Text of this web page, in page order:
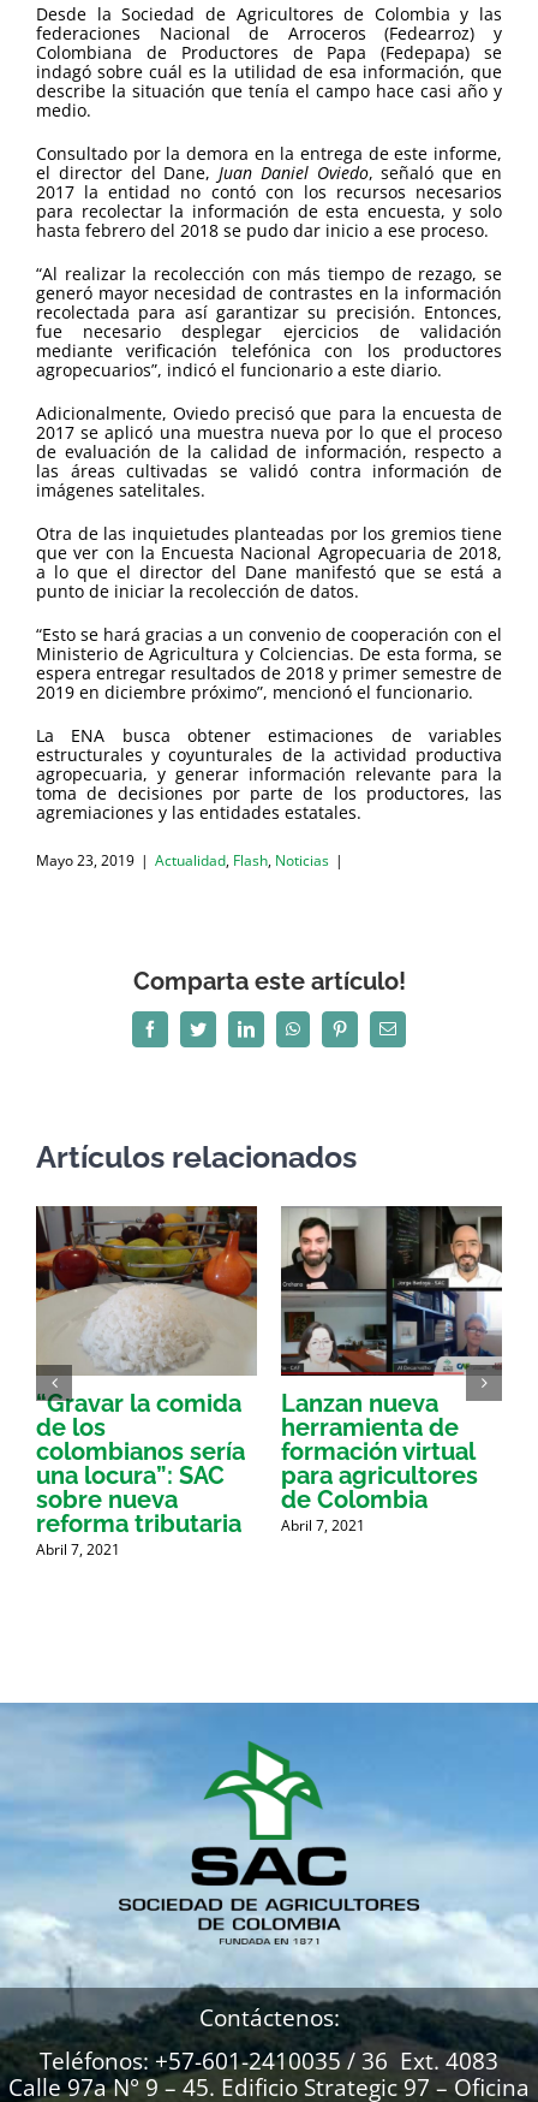
Desde la Sociedad de Agricultores de Colombia y las
federaciones Nacional de Arroceros (Fedearroz) y
Colombiana de Productores de Papa (Fedepapa) se
indagó sobre cuál es la utilidad de esa información, que
describe la situación que tenía el campo hace casi año y
medio.
Consultado por la demora en la entrega de este informe,
el director del Dane, Juan Daniel Oviedo, señaló que en
2017 la entidad no contó con los recursos necesarios
para recolectar la información de esta encuesta, y solo
hasta febrero del 2018 se pudo dar inicio a ese proceso.
“Al realizar la recolección con más tiempo de rezago, se
generó mayor necesidad de contrastes en la información
recolectada para así garantizar su precisión. Entonces,
fue necesario desplegar ejercicios de validación
mediante verificación telefónica con los productores
agropecuarios”, indicó el funcionario a este diario.
Adicionalmente, Oviedo precisó que para la encuesta de
2017 se aplicó una muestra nueva por lo que el proceso
de evaluación de la calidad de información, respecto a
las áreas cultivadas se validó contra información de
imágenes satelitales.
Otra de las inquietudes planteadas por los gremios tiene
que ver con la Encuesta Nacional Agropecuaria de 2018,
a lo que el director del Dane manifestó que se está a
punto de iniciar la recolección de datos.
“Esto se hará gracias a un convenio de cooperación con el
Ministerio de Agricultura y Colciencias. De esta forma, se
espera entregar resultados de 2018 y primer semestre de
2019 en diciembre próximo”, mencionó el funcionario.
La ENA busca obtener estimaciones de variables
estructurales y coyunturales de la actividad productiva
agropecuaria, y generar información relevante para la
toma de decisiones por parte de los productores, las
agremiaciones y las entidades estatales.
Mayo 23, 2019 | Actualidad, Flash, Noticias |
Comparta este artículo!
FacebookTwitterLinkedInWhatsAppPinterestCorreo
electrónico
Artículos relacionados
“Gravar la comida
de los
colombianos sería
una locura”: SAC
sobre nueva
reforma tributaria
Abril 7, 2021
Lanzan nueva
herramienta de
formación virtual
para agricultores
de Colombia
Abril 7, 2021
Contáctenos:
Teléfonos: +57-601-2410035 / 36 Ext. 4083
Calle 97a N° 9 – 45. Edificio Strategic 97 – Oficina